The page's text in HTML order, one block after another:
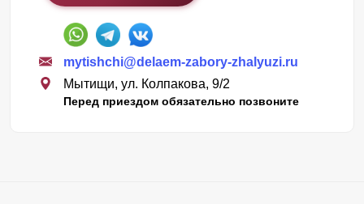
mytishchi@delaem-zabory-zhalyuzi.ru
Мытищи, ул. Колпакова, 9/2
Перед приездом обязательно позвоните